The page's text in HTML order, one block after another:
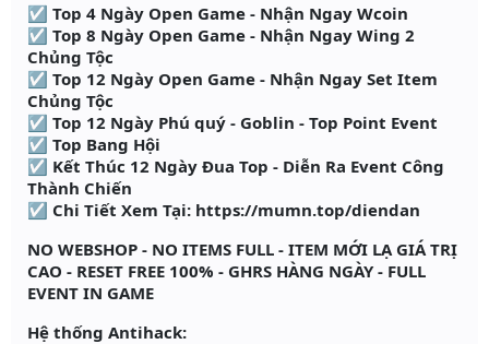
☑ Top 4 Ngày Open Game - Nhận Ngay Wcoin
☑ Top 8 Ngày Open Game - Nhận Ngay Wing 2
Chủng Tộc
☑ Top 12 Ngày Open Game - Nhận Ngay Set Item
Chủng Tộc
☑ Top 12 Ngày Phú quý - Goblin - Top Point Event
☑ Top Bang Hội
☑ Kết Thúc 12 Ngày Đua Top - Diễn Ra Event Công
Thành Chiến
☑ Chi Tiết Xem Tại: https://mumn.top/diendan
NO WEBSHOP - NO ITEMS FULL - ITEM MỚI LẠ GIÁ TRỊ
CAO - RESET FREE 100% - GHRS HÀNG NGÀY - FULL
EVENT IN GAME​
Hệ thống Antihack: